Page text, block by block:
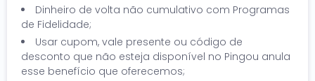
Dinheiro de volta não cumulativo com Programas
de Fidelidade;
Usar cupom, vale presente ou código de
desconto que não esteja disponível no Pingou anula
esse benefício que oferecemos;